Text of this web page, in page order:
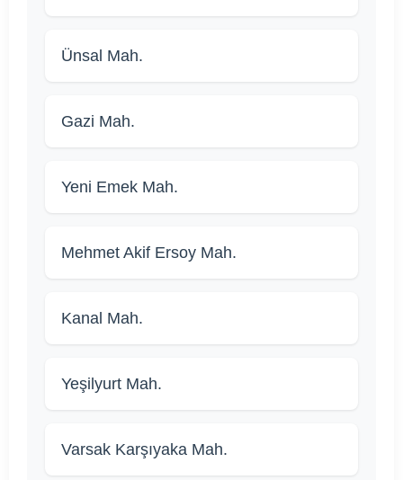
Ünsal Mah.
Gazi Mah.
Yeni Emek Mah.
Mehmet Akif Ersoy Mah.
Kanal Mah.
Yeşilyurt Mah.
Varsak Karşıyaka Mah.